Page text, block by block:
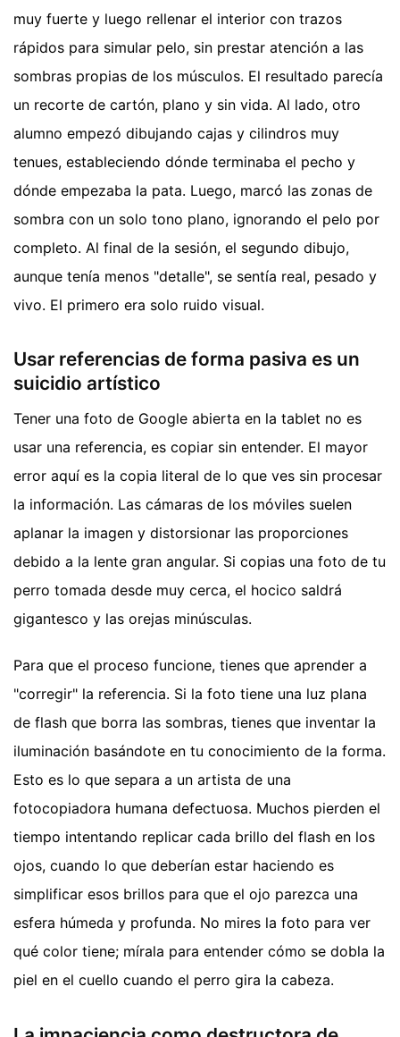
muy fuerte y luego rellenar el interior con trazos
rápidos para simular pelo, sin prestar atención a las
sombras propias de los músculos. El resultado parecía
un recorte de cartón, plano y sin vida. Al lado, otro
alumno empezó dibujando cajas y cilindros muy
tenues, estableciendo dónde terminaba el pecho y
dónde empezaba la pata. Luego, marcó las zonas de
sombra con un solo tono plano, ignorando el pelo por
completo. Al final de la sesión, el segundo dibujo,
aunque tenía menos "detalle", se sentía real, pesado y
vivo. El primero era solo ruido visual.
Usar referencias de forma pasiva es un
suicidio artístico
Tener una foto de Google abierta en la tablet no es
usar una referencia, es copiar sin entender. El mayor
error aquí es la copia literal de lo que ves sin procesar
la información. Las cámaras de los móviles suelen
aplanar la imagen y distorsionar las proporciones
debido a la lente gran angular. Si copias una foto de tu
perro tomada desde muy cerca, el hocico saldrá
gigantesco y las orejas minúsculas.
Para que el proceso funcione, tienes que aprender a
"corregir" la referencia. Si la foto tiene una luz plana
de flash que borra las sombras, tienes que inventar la
iluminación basándote en tu conocimiento de la forma.
Esto es lo que separa a un artista de una
fotocopiadora humana defectuosa. Muchos pierden el
tiempo intentando replicar cada brillo del flash en los
ojos, cuando lo que deberían estar haciendo es
simplificar esos brillos para que el ojo parezca una
esfera húmeda y profunda. No mires la foto para ver
qué color tiene; mírala para entender cómo se dobla la
piel en el cuello cuando el perro gira la cabeza.